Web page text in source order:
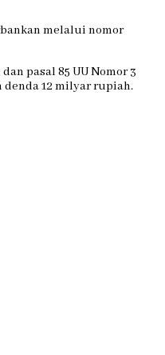
melalui nomor
pasal 85 UU Nomor 3
denda 12 milyar rupiah.